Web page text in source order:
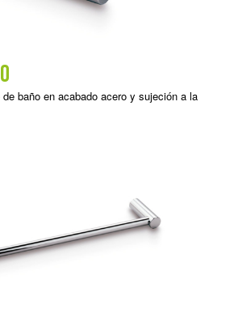
baño en acabado acero y sujeción a la